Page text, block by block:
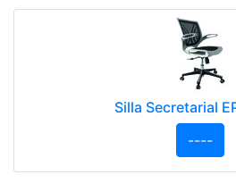
Silla Secretarial
----